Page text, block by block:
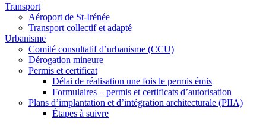
Transport
Aéroport de St-Irénée
Transport collectif et adapté
Urbanisme
Comité consultatif d’urbanisme (CCU)
Dérogation mineure
Permis et certificat
Délai de réalisation une fois le permis émis
Formulaires – permis et certificats d’autorisation
Plans d’implantation et d’intégration architecturale (PIIA)
Étapes à suivre